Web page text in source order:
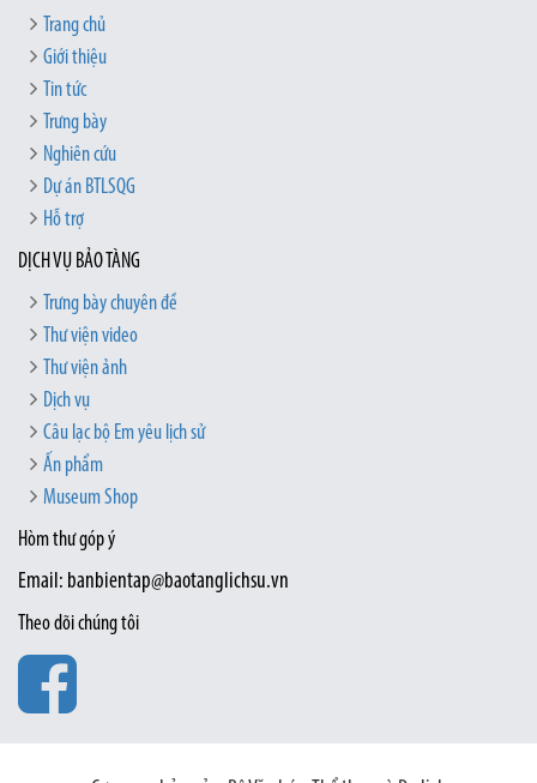
Trang chủ
Giới thiệu
Tin tức
Trưng bày
Nghiên cứu
Dự án BTLSQG
Hỗ trợ
DỊCH VỤ BẢO TÀNG
Trưng bày chuyên đề
Thư viện video
Thư viện ảnh
Dịch vụ
Câu lạc bộ Em yêu lịch sử
Ấn phẩm
Museum Shop
Hòm thư góp ý
Email: banbientap@baotanglichsu.vn
Theo dõi chúng tôi